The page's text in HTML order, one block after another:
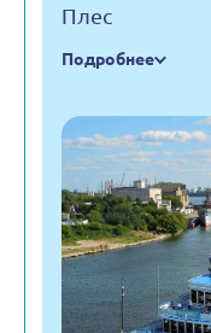
Плес
Подробнее